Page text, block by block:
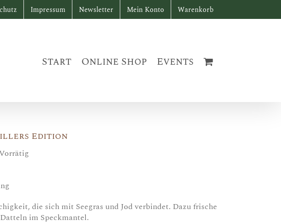
Impressum Newsletter Mein Konto Warenkorb
Start Online Shop Events
Edition
die sich mit Seegras und Jod verbindet. Dazu frische
im Speckmantel.